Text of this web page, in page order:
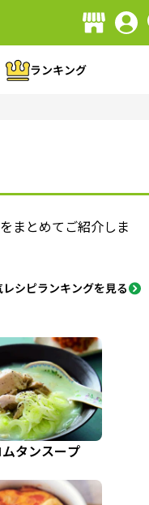
ランキング
まとめてご紹介しま
シピランキングを見る
タンスープ